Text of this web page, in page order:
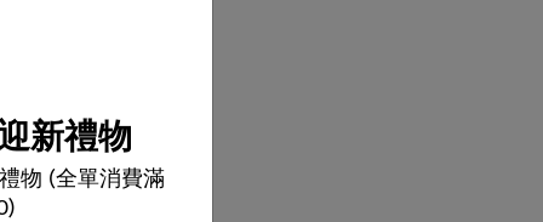
新禮物
物 (全單消費滿